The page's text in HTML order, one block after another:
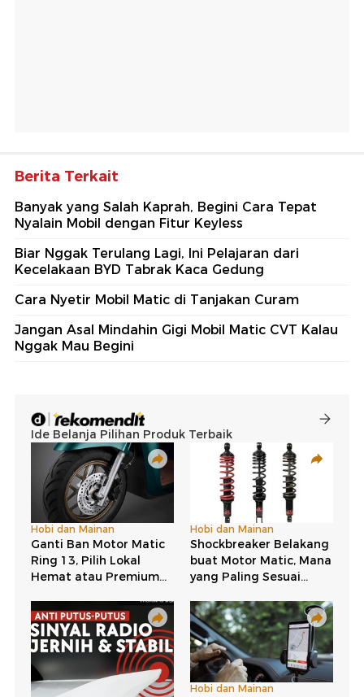
Berita Terkait
Banyak yang Salah Kaprah, Begini Cara Tepat
Nyalain Mobil dengan Fitur Keyless
Biar Nggak Terulang Lagi, Ini Pelajaran dari
Kecelakaan BYD Tabrak Kaca Gedung
Cara Nyetir Mobil Matic di Tanjakan Curam
Jangan Asal Mindahin Gigi Mobil Matic CVT Kalau
Nggak Mau Begini